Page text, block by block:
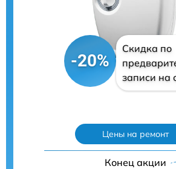
-20%
Скидка по
записи на
Цены на ремонт
Конец акции